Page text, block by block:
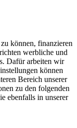
können, finanzieren
werbliche und
Dafür arbeiten wir
können
Bereich unserer
zu den folgenden
ebenfalls in unserer